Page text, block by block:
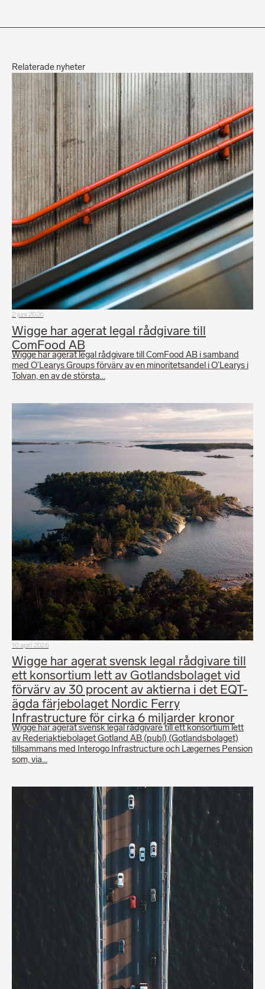
Relaterade nyheter
2 juni 2026
Wigge har agerat legal rådgivare till
ComFood AB
Wigge har agerat legal rådgivare till ComFood AB i samband
med O’Learys Groups förvärv av en minoritetsandel i O’Learys i
Tolvan, en av de största…
10 april 2026
Wigge har agerat svensk legal rådgivare till
ett konsortium lett av Gotlandsbolaget vid
förvärv av 30 procent av aktierna i det EQT-
ägda färjebolaget Nordic Ferry
Infrastructure för cirka 6 miljarder kronor
Wigge har agerat svensk legal rådgivare till ett konsortium lett
av Rederiaktiebolaget Gotland AB (publ) (Gotlandsbolaget)
tillsammans med Interogo Infrastructure och Lægernes Pension
som, via…